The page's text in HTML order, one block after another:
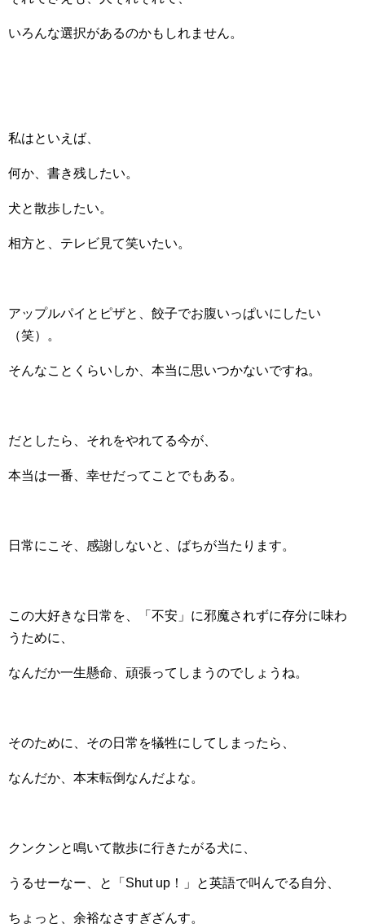
いろんな選択があるのかもしれません。
私はといえば、
何か、書き残したい。
犬と散歩したい。
相方と、テレビ見て笑いたい。
アップルパイとピザと、餃子でお腹いっぱいにしたい
（笑）。
そんなことくらいしか、本当に思いつかないですね。
だとしたら、それをやれてる今が、
本当は一番、幸せだってことでもある。
日常にこそ、感謝しないと、ばちが当たります。
この大好きな日常を、「不安」に邪魔されずに存分に味わ
うために、
なんだか一生懸命、頑張ってしまうのでしょうね。
そのために、その日常を犠牲にしてしまったら、
なんだか、本末転倒なんだよな。
クンクンと鳴いて散歩に行きたがる犬に、
うるせーなー、と「Shut up！」と英語で叫んでる自分、
ちょっと、余裕なさすぎざんす。